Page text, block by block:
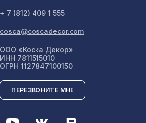
+ 7 (812) 409 1 555
cosca@coscadecor.com
ООО «Коска Декор»
ИНН 7811515010
ОГРН 1127847100150
ПЕРЕЗВОНИТЕ МНЕ